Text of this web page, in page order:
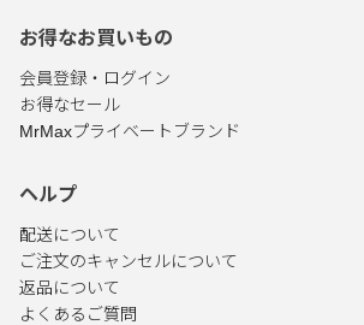
お得なお買いもの
会員登録・ログイン
お得なセール
MrMaxプライベートブランド
ヘルプ
配送について
ご注文のキャンセルについて
返品について
よくあるご質問